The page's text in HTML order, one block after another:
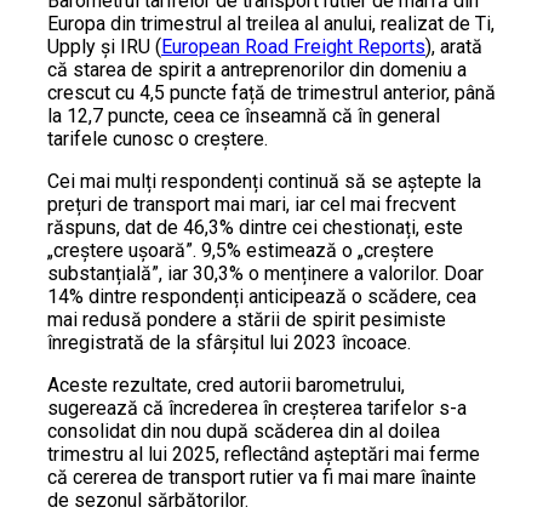
Europa din trimestrul al treilea al anului, realizat de Ti,
Upply și IRU (European Road Freight Reports), arată
că starea de spirit a antreprenorilor din domeniu a
crescut cu 4,5 puncte față de trimestrul anterior, până
la 12,7 puncte, ceea ce înseamnă că în general
tarifele cunosc o creștere.
Cei mai mulți respondenți continuă să se aștepte la
prețuri de transport mai mari, iar cel mai frecvent
răspuns, dat de 46,3% dintre cei chestionați, este
„creștere ușoară”. 9,5% estimează o „creștere
substanțială”, iar 30,3% o menținere a valorilor. Doar
14% dintre respondenți anticipează o scădere, cea
mai redusă pondere a stării de spirit pesimiste
înregistrată de la sfârșitul lui 2023 încoace.
Aceste rezultate, cred autorii barometrului,
sugerează că încrederea în creșterea tarifelor s-a
consolidat din nou după scăderea din al doilea
trimestru al lui 2025, reflectând așteptări mai ferme
că cererea de transport rutier va fi mai mare înainte
de sezonul sărbătorilor.